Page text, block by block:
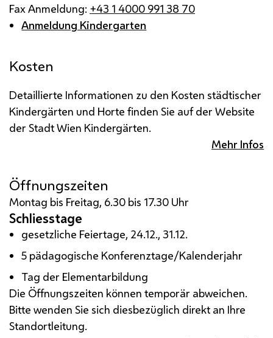
Fax Anmeldung: +43 1 4000 991 38 70
Anmeldung Kindergarten
Kosten
Detaillierte Informationen zu den Kosten städtischer
Kindergärten und Horte finden Sie auf der Website
der Stadt Wien Kindergärten.
Mehr Infos
Öffnungszeiten
Montag bis Freitag, 6.30 bis 17.30 Uhr
Schliesstage
gesetzliche Feiertage, 24.12., 31.12.
5 pädagogische Konferenztage/Kalenderjahr
Tag der Elementarbildung
Die Öffnungszeiten können temporär abweichen.
Bitte wenden Sie sich diesbezüglich direkt an Ihre
Standortleitung.